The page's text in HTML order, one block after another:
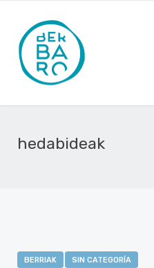
hedabideak
BERRIAK SIN CATEGORÍA